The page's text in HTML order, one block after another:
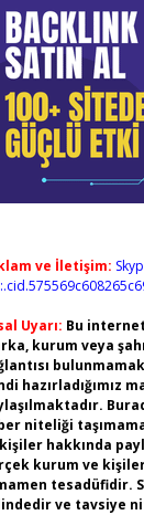
ve İletişim:
Uyarı: Bu
kurum veya
hazırladığımız
niteliği
hakkında
kurum ve
tesadüfidir.
ve tavsiye